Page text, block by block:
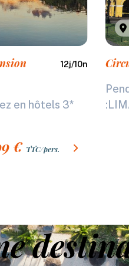
12j/10n
en hôtels 3*
€ TTC/pers.